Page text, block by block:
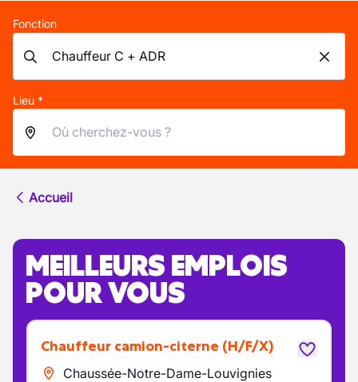
Fonction
Lieu *
Accueil
MEILLEURS EMPLOIS
POUR VOUS
Chauffeur camion-citerne (H/F/X)
Chaussée-Notre-Dame-Louvignies